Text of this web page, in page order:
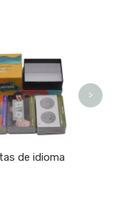
de idioma
>